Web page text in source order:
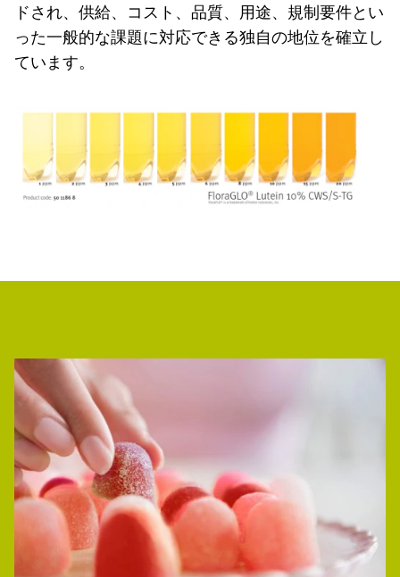
ドされ、供給、コスト、品質、用途、規制要件とい
った一般的な課題に対応できる独自の地位を確立し
ています。